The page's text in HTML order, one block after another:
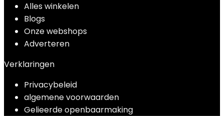
Alles winkelen
Blogs
Onze webshops
Adverteren
Verklaringen
Privacybeleid
algemene voorwaarden
Gelieerde openbaarmaking